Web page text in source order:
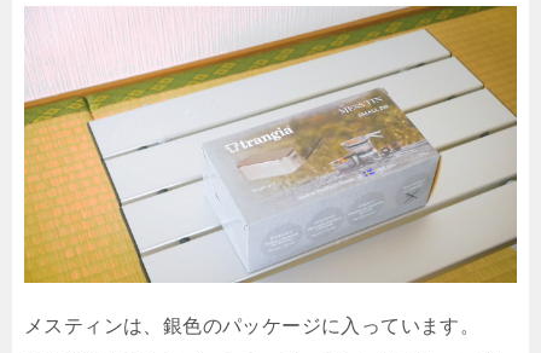
メスティンは、銀色のパッケージに入っています。